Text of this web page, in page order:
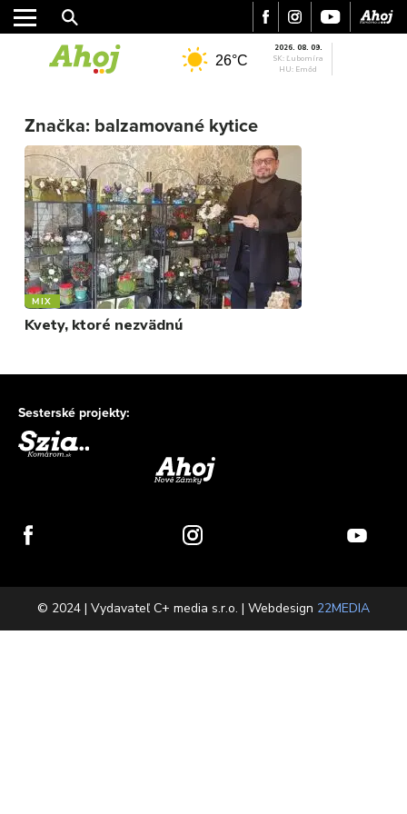
REGIÓN
ŠPORT
KULTÚRA
FOTKY
VIDEO
MIX
26°C
2026. 08. 09.
SK: Ľubomíra
HU: Emőd
Značka: balzamované kytice
MIX
Kvety, ktoré nezvädnú
Sesterské projekty:
© 2024 | Vydavateľ C+ media s.r.o. | Webdesign 22MEDIA